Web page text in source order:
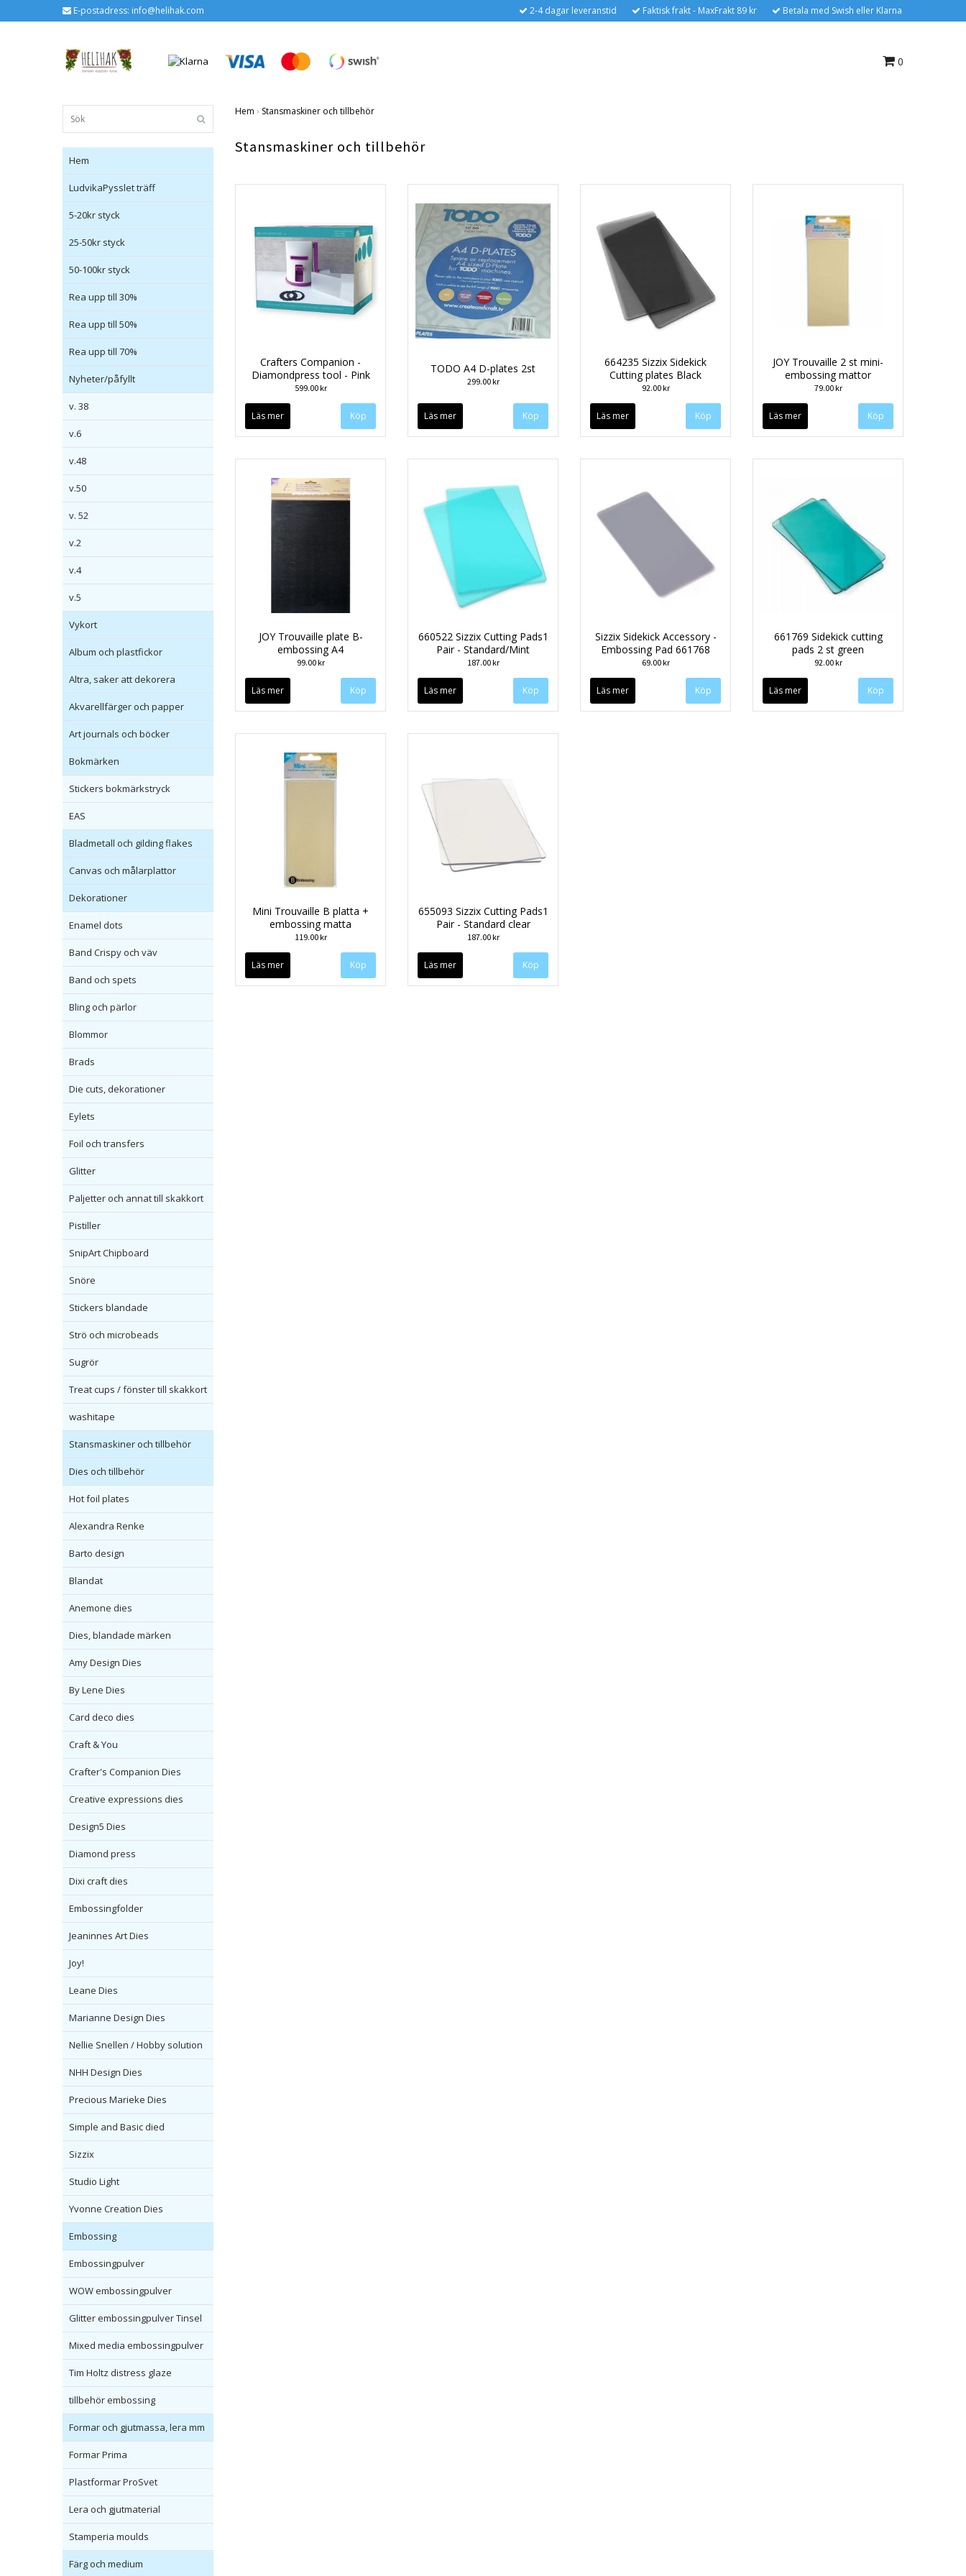
E-postadress: info@helihak.com 2-4 dagar leveranstid Faktisk frakt - MaxFrakt 89 kr Betala med Swish eller Klarna
0
Hem
LudvikaPysslet träff
5-20kr styck
25-50kr styck
50-100kr styck
Rea upp till 30%
Rea upp till 50%
Rea upp till 70%
Nyheter/påfyllt
v. 38
v.6
v.48
v.50
v. 52
v.2
v.4
v.5
Vykort
Album och plastfickor
Altra, saker att dekorera
Akvarellfärger och papper
Art journals och böcker
Bokmärken
Stickers bokmärkstryck
EAS
Bladmetall och gilding flakes
Canvas och målarplattor
Dekorationer
Enamel dots
Band Crispy och väv
Band och spets
Bling och pärlor
Blommor
Brads
Die cuts, dekorationer
Eylets
Foil och transfers
Glitter
Paljetter och annat till skakkort
Pistiller
SnipArt Chipboard
Snöre
Stickers blandade
Strö och microbeads
Sugrör
Treat cups / fönster till skakkort
washitape
Stansmaskiner och tillbehör
Dies och tillbehör
Hot foil plates
Alexandra Renke
Barto design
Blandat
Anemone dies
Dies, blandade märken
Amy Design Dies
By Lene Dies
Card deco dies
Craft & You
Crafter's Companion Dies
Creative expressions dies
Design5 Dies
Diamond press
Dixi craft dies
Embossingfolder
Jeaninnes Art Dies
Joy!
Leane Dies
Marianne Design Dies
Nellie Snellen / Hobby solution
NHH Design Dies
Precious Marieke Dies
Simple and Basic died
Sizzix
Studio Light
Yvonne Creation Dies
Embossing
Embossingpulver
WOW embossingpulver
Glitter embossingpulver Tinsel
Mixed media embossingpulver
Tim Holtz distress glaze
tillbehör embossing
Formar och gjutmassa, lera mm
Formar Prima
Plastformar ProSvet
Lera och gjutmaterial
Stamperia moulds
Färg och medium
Hem › Stansmaskiner och tillbehör
Stansmaskiner och tillbehör
Crafters Companion -
Diamondpress tool - Pink
599.00 kr
Läs mer
TODO A4 D-plates 2st
299.00 kr
Läs mer
664235 Sizzix Sidekick
Cutting plates Black
92.00 kr
Läs mer
JOY Trouvaille 2 st mini-
embossing mattor
79.00 kr
Läs mer
JOY Trouvaille plate B-
embossing A4
99.00 kr
Läs mer
660522 Sizzix Cutting Pads1
Pair - Standard/Mint
187.00 kr
Läs mer
Sizzix Sidekick Accessory -
Embossing Pad 661768
69.00 kr
Läs mer
661769 Sidekick cutting
pads 2 st green
92.00 kr
Läs mer
Mini Trouvaille B platta +
embossing matta
119.00 kr
Läs mer
655093 Sizzix Cutting Pads1
Pair - Standard clear
187.00 kr
Läs mer